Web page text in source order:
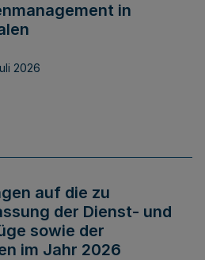
in
2026
auf die zu
der Dienst- und
sowie der
im Jahr 2026